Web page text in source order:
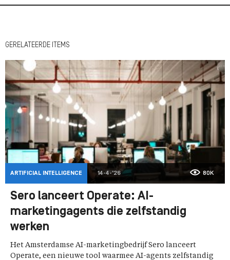
GERELATEERDE ITEMS
ARTIFICIAL INTELLIGENCE 14-4-'26 80K
Sero lanceert Operate: AI-
marketingagents die zelfstandig
werken
Het Amsterdamse AI-marketingbedrijf Sero lanceert
Operate, een nieuwe tool waarmee AI-agents zelfstandig